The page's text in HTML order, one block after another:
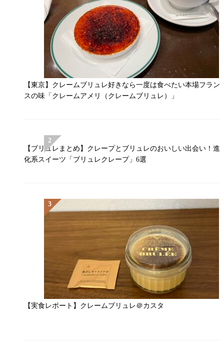
【東京】クレームブリュレ好きなら一度は食べたい本場フラン
スの味「クレームアメリ（クレームブリュレ）」
【ブリュレまとめ】クレープとブリュレのおいしい出会い！進
化系スイーツ「ブリュレクレープ」6選
【実食レポート】クレームブリュレ＠カスタ